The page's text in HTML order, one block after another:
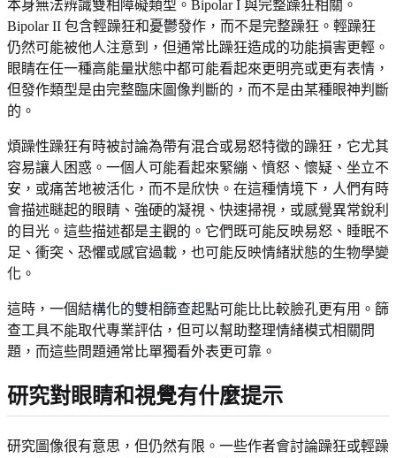
本身無法辨識雙相障礙類型。Bipolar I 與完整躁狂相關。
Bipolar II 包含輕躁狂和憂鬱發作，而不是完整躁狂。輕躁狂
仍然可能被他人注意到，但通常比躁狂造成的功能損害更輕。
眼睛在任一種高能量狀態中都可能看起來更明亮或更有表情，
但發作類型是由完整臨床圖像判斷的，而不是由某種眼神判斷
的。
煩躁性躁狂有時被討論為帶有混合或易怒特徵的躁狂，它尤其
容易讓人困惑。一個人可能看起來緊繃、憤怒、懷疑、坐立不
安，或痛苦地被活化，而不是欣快。在這種情境下，人們有時
會描述瞇起的眼睛、強硬的凝視、快速掃視，或感覺異常銳利
的目光。這些描述都是主觀的。它們既可能反映易怒、睡眠不
足、衝突、恐懼或感官過載，也可能反映情緒狀態的生物學變
化。
這時，一個結構化的雙相篩查起點可能比比較臉孔更有用。篩
查工具不能取代專業評估，但可以幫助整理情緒模式相關問
題，而這些問題通常比單獨看外表更可靠。
研究對眼睛和視覺有什麼提示
研究圖像很有意思，但仍然有限。一些作者會討論躁狂或輕躁